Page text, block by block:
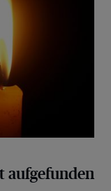
aufgefunden